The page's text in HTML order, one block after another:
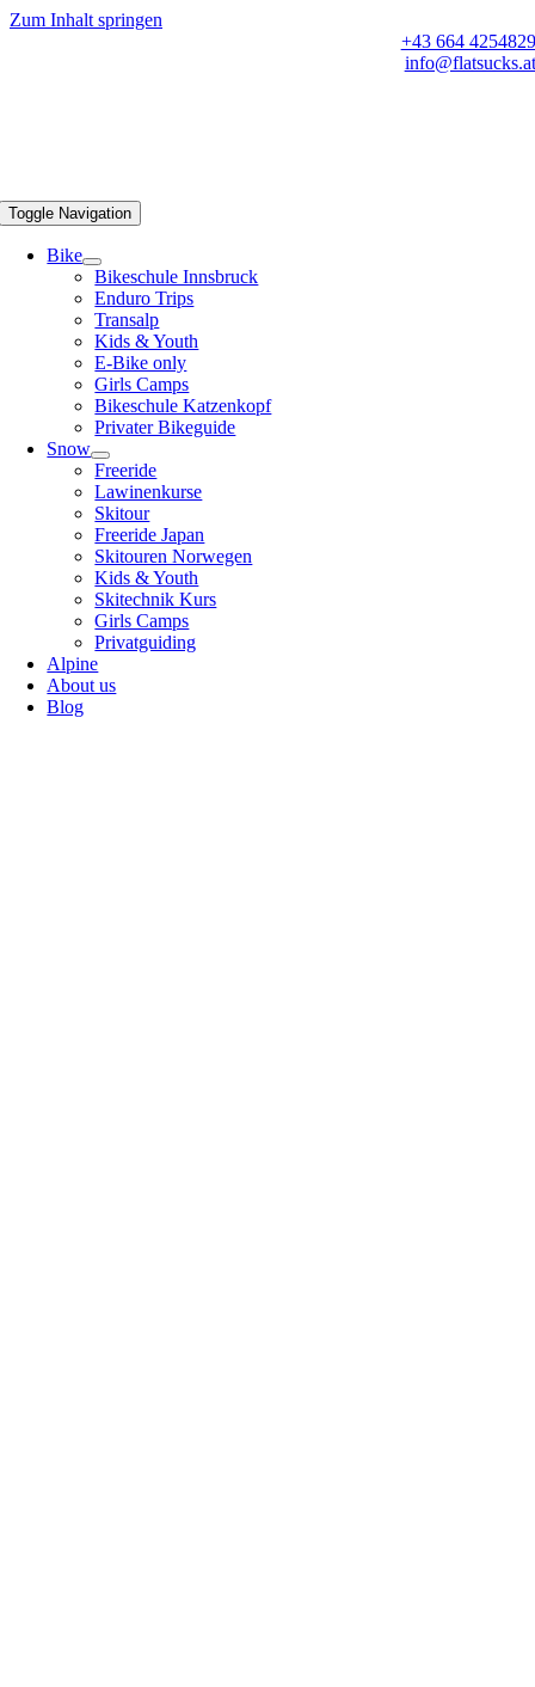
Zum Inhalt springen
+43 664 4254829
info@flatsucks.at
Toggle Navigation
Bike
Bikeschule Innsbruck
Enduro Trips
Transalp
Kids & Youth
E-Bike only
Girls Camps
Bikeschule Katzenkopf
Privater Bikeguide
Snow
Freeride
Lawinenkurse
Skitour
Freeride Japan
Skitouren Norwegen
Kids & Youth
Skitechnik Kurs
Girls Camps
Privatguiding
Alpine
About us
Blog